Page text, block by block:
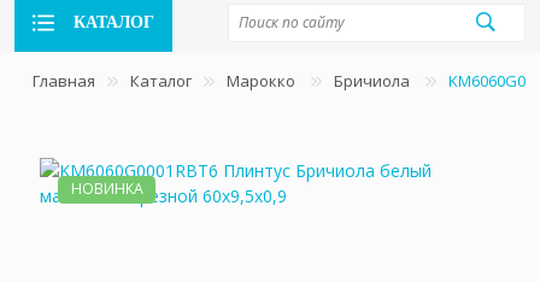
КАТАЛОГ
Главная Каталог Марокко Бричиола
НОВИНКА